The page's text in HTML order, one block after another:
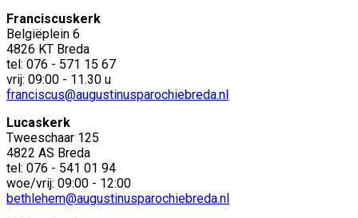
Franciscuskerk
Belgiëplein 6
4826 KT Breda
tel: 076 - 571 15 67
vrij: 09:00 - 11.30 u
franciscus@augustinusparochiebreda.nl
Lucaskerk
Tweeschaar 125
4822 AS Breda
tel: 076 - 541 01 94
woe/vrij: 09:00 - 12:00
bethlehem@augustinusparochiebreda.nl